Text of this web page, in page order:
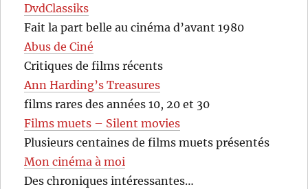
DvdClassiks
Fait la part belle au cinéma d’avant 1980
Abus de Ciné
Critiques de films récents
Ann Harding’s Treasures
films rares des années 10, 20 et 30
Films muets – Silent movies
Plusieurs centaines de films muets présentés
Mon cinéma à moi
Des chroniques intéressantes…